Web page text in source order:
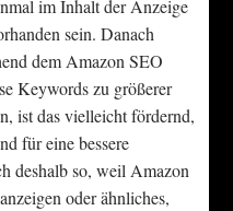
im Inhalt der Anzeige
sein. Danach
dem Amazon SEO
Keywords zu größerer
ist das vielleicht fördernd,
für eine bessere
deshalb so, weil Amazon
oder ähnliches,